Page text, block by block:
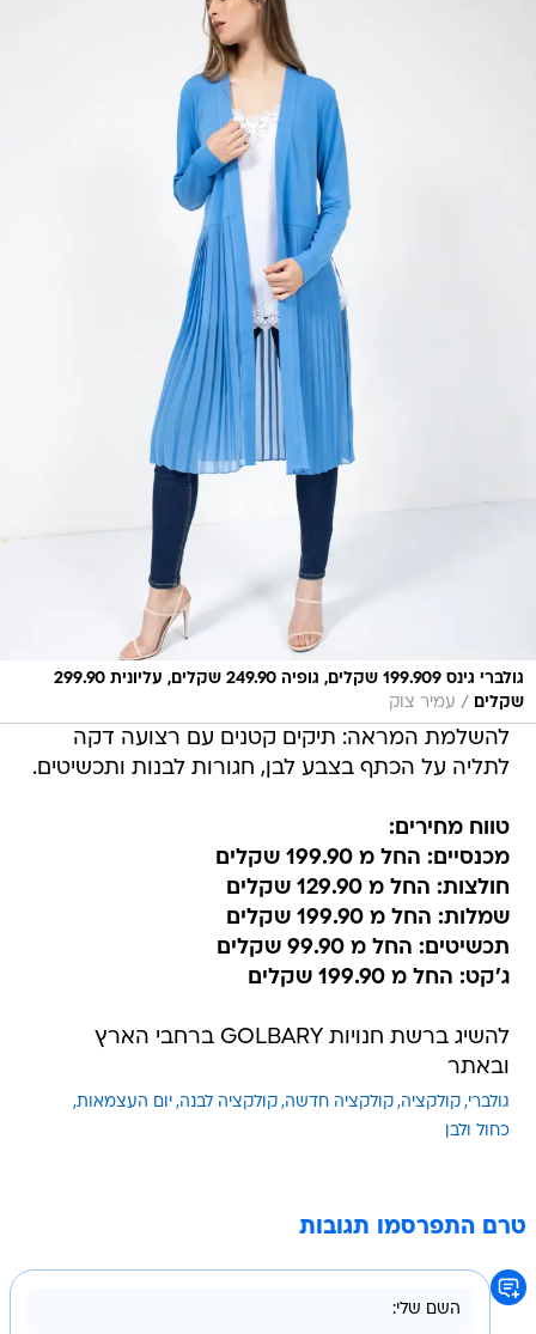
גולברי גינס 199.909 שקלים, גופיה 249.90 שקלים, עליונית 299.90
שקלים
/ עמיר צוק
להשלמת המראה: תיקים קטנים עם רצועה דקה
לתליה על הכתף בצבע לבן, חגורות לבנות ותכשיטים.
טווח מחירים:
מכנסיים: החל מ 199.90 שקלים
חולצות: החל מ 129.90 שקלים
שמלות: החל מ 199.90 שקלים
תכשיטים: החל מ 99.90 שקלים
ג'קט: החל מ 199.90 שקלים
להשיג ברשת חנויות GOLBARY ברחבי הארץ
ובאתר
גולברי קולקציה קולקציה חדשה קולקציה לבנה יום העצמאות
כחול ולבן
טרם התפרסמו תגובות